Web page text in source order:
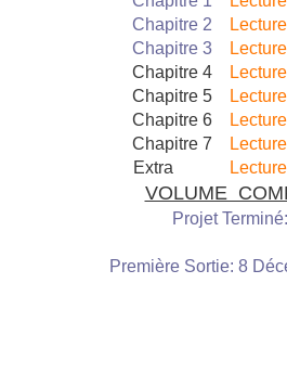
Chapitre 2
Chapitre 3
Chapitre 4
Chapitre 5
Chapitre 6
Chapitre 7
Extra
VOLUME
Projet Terminé: 15
Première Sortie: 8